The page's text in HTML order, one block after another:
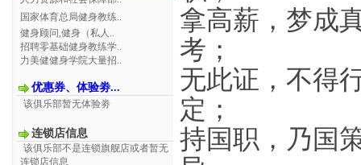
国家体育总局健身教练..
健身顾问,健身（私人..
招聘零基础健身教练学..
力美健健身学院大量招..
优惠券、体验劵...
该俱乐部暂无体验劵
连锁店信息
该俱乐部不是连锁旗舰店或者暂无
连锁店信息
拿高薪，梦成
考；
无此证，不得
定；
持国职，乃国